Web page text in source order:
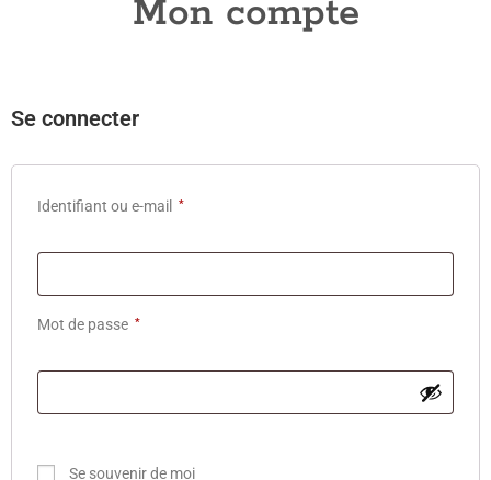
Mon compte
Se connecter
Identifiant ou e-mail *
Mot de passe *
Se souvenir de moi